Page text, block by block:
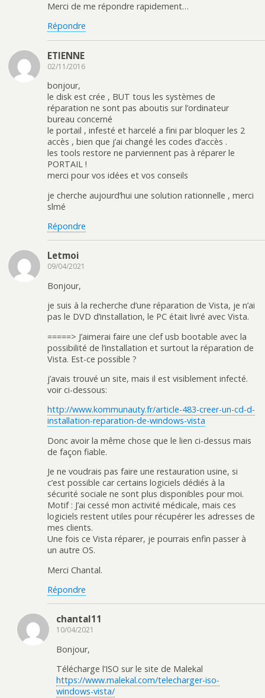
Merci de me répondre rapidement…
Répondre
ETIENNE
02/11/2016
bonjour,
le disk est crée , BUT tous les systèmes de
réparation ne sont pas aboutis sur l’ordinateur
bureau concerné
le portail , infesté et harcelé a fini par bloquer les 2
accès , bien que j’ai changé les codes d’accès .
les tools restore ne parviennent pas à réparer le
PORTAIL !
merci pour vos idées et vos conseils
je cherche aujourd’hui une solution rationnelle , merci
slmé
Répondre
Letmoi
09/04/2021
Bonjour,
je suis à la recherche d’une réparation de Vista, je n’ai
pas le DVD d’installation, le PC était livré avec Vista.
=====> J’aimerai faire une clef usb bootable avec la
possibilité de l’installation et surtout la réparation de
Vista. Est-ce possible ?
j’avais trouvé un site, mais il est visiblement infecté.
voir ci-dessous:
http://www.kommunauty.fr/article-483-creer-un-cd-d-
installation-reparation-de-windows-vista
Donc avoir la même chose que le lien ci-dessus mais
de façon fiable.
Je ne voudrais pas faire une restauration usine, si
c’est possible car certains logiciels dédiés à la
sécurité sociale ne sont plus disponibles pour moi.
Motif : J’ai cessé mon activité médicale, mais ces
logiciels restent utiles pour récupérer les adresses de
mes clients.
Une fois ce Vista réparer, je pourrais enfin passer à
un autre OS.
Merci Chantal.
Répondre
chantal11
10/04/2021
Bonjour,
Télécharge l’ISO sur le site de Malekal
https://www.malekal.com/telecharger-iso-
windows-vista/